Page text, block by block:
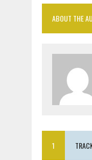
ABOUT THE
1